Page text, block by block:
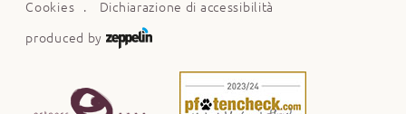
Cookies
Dichiarazione di accessibilità
produced by